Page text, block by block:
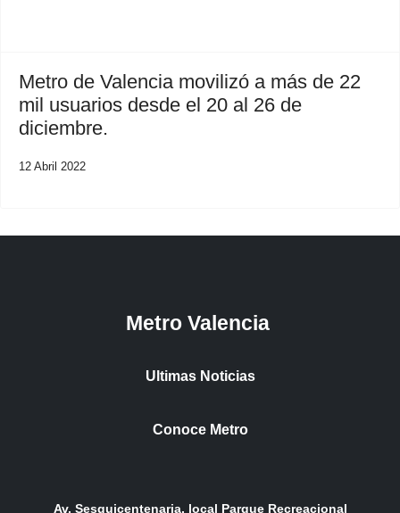
Metro de Valencia movilizó a más de 22
mil usuarios desde el 20 al 26 de
diciembre.
12 Abril 2022
Metro Valencia
Ultimas Noticias
Conoce Metro
Av. Sesquicentenaria, local Parque Recreacional